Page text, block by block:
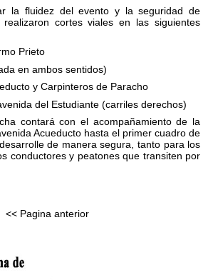
la fluidez del evento y la seguridad de
cortes viales en las siguientes
Prieto
en ambos sentidos)
y Carpinteros de Paracho
del Estudiante (carriles derechos)
contará con el acompañamiento de la
Acueducto hasta el primer cuadro de
de manera segura, tanto para los
conductores y peatones que transiten por
<< Pagina anterior